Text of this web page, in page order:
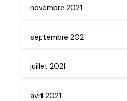
novembre 2021
septembre 2021
juillet 2021
avril 2021